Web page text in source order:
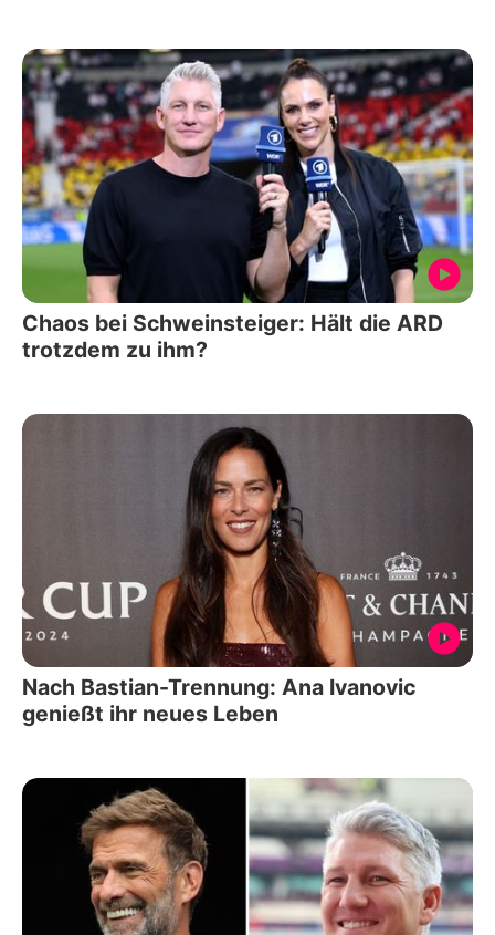
Chaos bei Schweinsteiger: Hält die ARD
trotzdem zu ihm?
Nach Bastian-Trennung: Ana Ivanovic
genießt ihr neues Leben